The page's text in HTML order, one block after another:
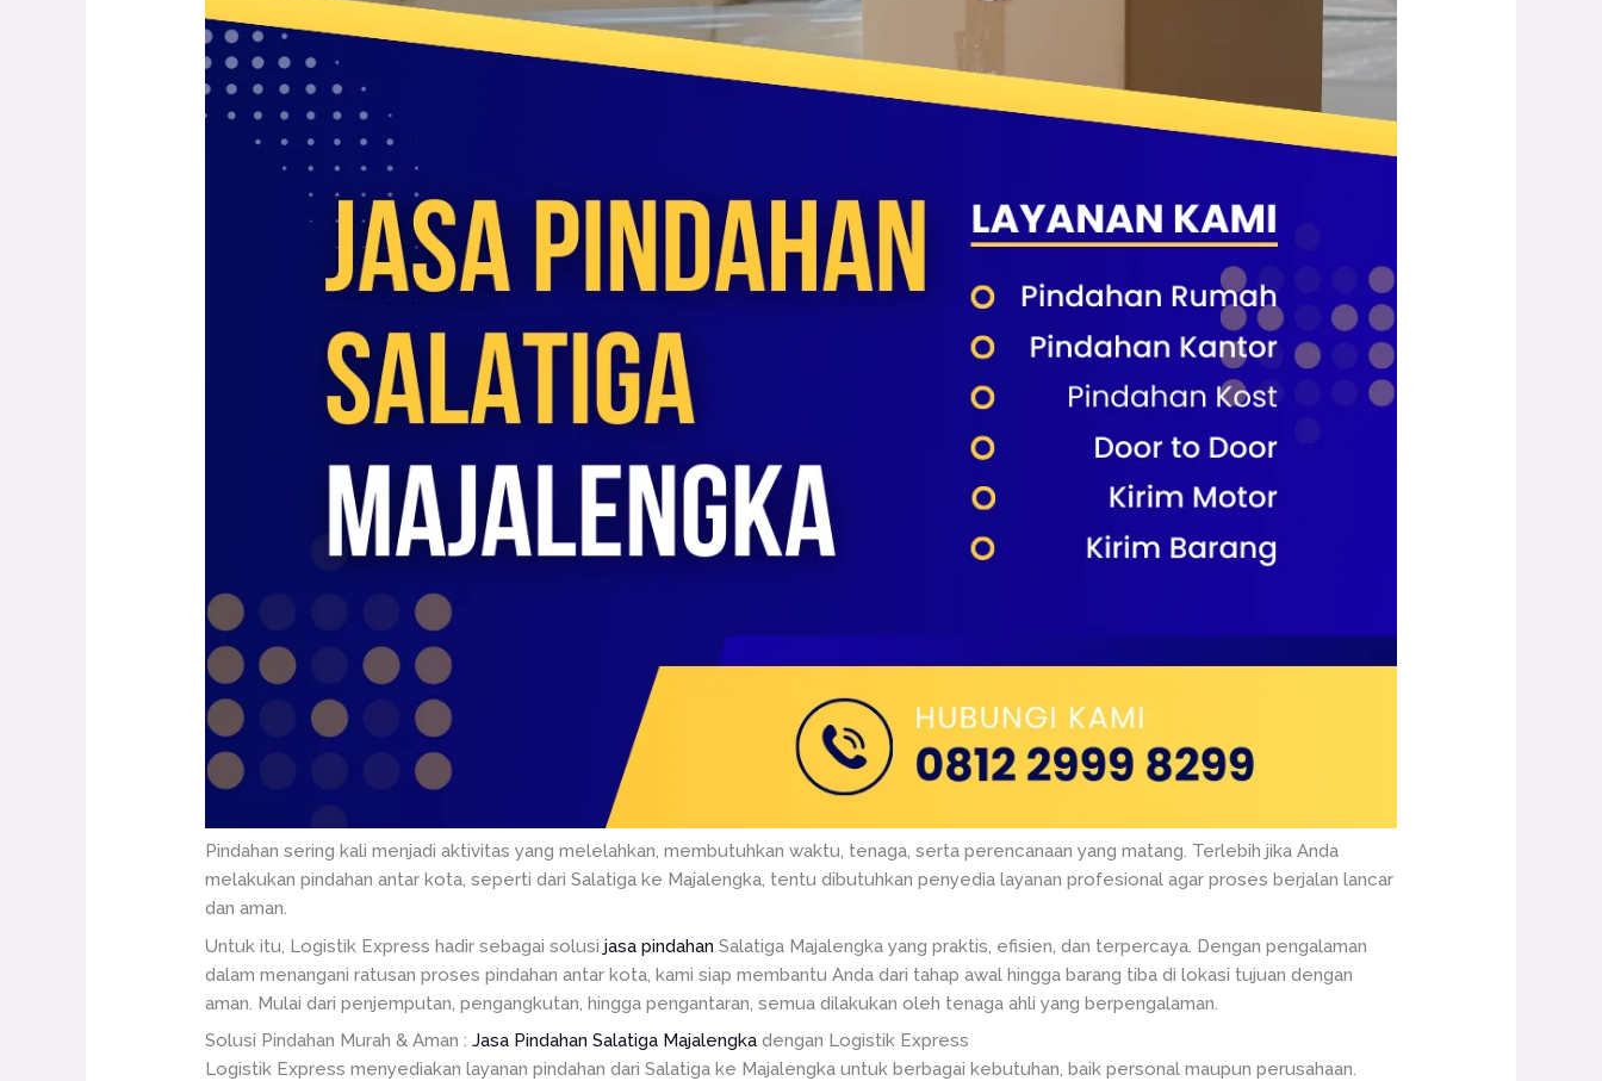
Pindahan sering kali menjadi aktivitas yang melelahkan, membutuhkan waktu, tenaga, serta perencanaan yang matang. Terlebih jika Anda
melakukan pindahan antar kota, seperti dari Salatiga ke Majalengka, tentu dibutuhkan penyedia layanan profesional agar proses berjalan lancar
dan aman.
Untuk itu, Logistik Express hadir sebagai solusijasa pindahan Salatiga Majalengka yang praktis, efisien, dan terpercaya. Dengan pengalaman
dalam menangani ratusan proses pindahan antar kota, kami siap membantu Anda dari tahap awal hingga barang tiba di lokasi tujuan dengan
aman. Mulai dari penjemputan, pengangkutan, hingga pengantaran, semua dilakukan oleh tenaga ahli yang berpengalaman.
Solusi Pindahan Murah & Aman :Jasa Pindahan Salatiga Majalengka dengan Logistik Express
Logistik Express menyediakan layanan pindahan dari Salatiga ke Majalengka untuk berbagai kebutuhan, baik personal maupun perusahaan.